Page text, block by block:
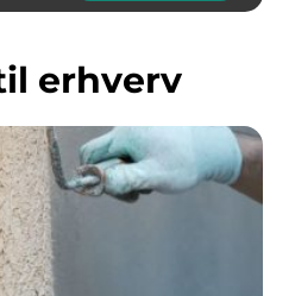
til erhverv